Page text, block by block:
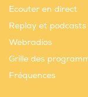
Ecouter en direct
Replay et podcasts
Webradios
Grille des
Fréquences